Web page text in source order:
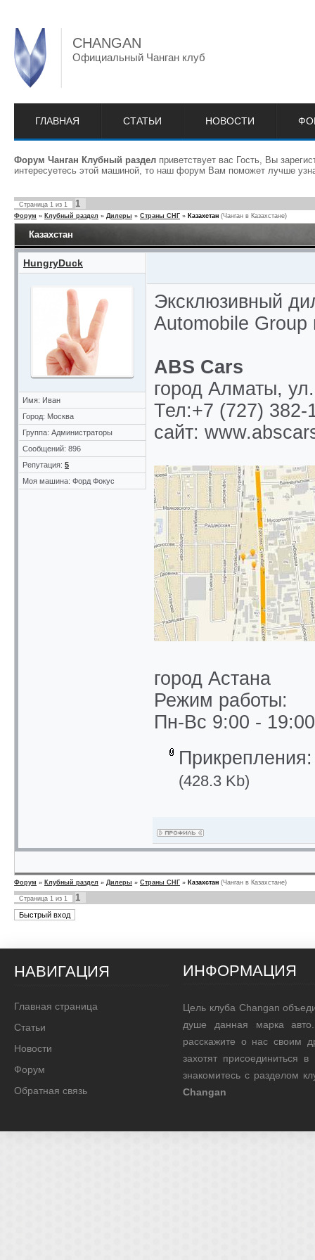
CHANGAN
Официальный Чанган клуб
ГЛАВНАЯ СТАТЬИ НОВОСТИ
Форум Чанган Клубный раздел приветствует вас Гость, Вы
интересуетесь этой машиной, то наш форум Вам поможет лучше
Страница 1 из 1 1
Форум » Клубный раздел » Дилеры » Страны СНГ » Казахстан (Чанган в Казахстане)
Казахстан
HungryDuck
Имя: Иван
Город: Москва
Группа: Администраторы
Сообщений: 896
Репутация: 5
Моя машина: Форд Фокус
Эксклюзивный
Automobile Group
ABS Cars
город Алматы,
Тел:+7 (727) 382-
сайт:
город Астана
Режим работы:
Пн-Вс 9:00 - 19:00
(428.3 Kb)
Форум » Клубный раздел » Дилеры » Страны СНГ » Казахстан (Чанган в Казахстане)
Страница 1 из 1 1
НАВИГАЦИЯ
Главная страница
Статьи
Новости
Форум
Обратная связь
ИНФОРМАЦИЯ
Цель клуба Changan
душе данная марка
расскажите о нас своим
захотят присоединиться
знакомитесь с разделом
Changan